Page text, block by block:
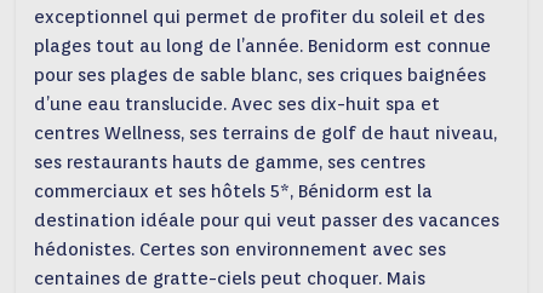
exceptionnel qui permet de profiter du soleil et des
plages tout au long de l’année. Benidorm est connue
pour ses plages de sable blanc, ses criques baignées
d’une eau translucide. Avec ses dix-huit spa et
centres Wellness, ses terrains de golf de haut niveau,
ses restaurants hauts de gamme, ses centres
commerciaux et ses hôtels 5*, Bénidorm est la
destination idéale pour qui veut passer des vacances
hédonistes. Certes son environnement avec ses
centaines de gratte-ciels peut choquer. Mais